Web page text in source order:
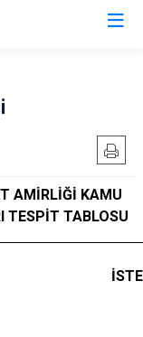
AMİRLİĞİ KAMU
TESPİT TABLOSU